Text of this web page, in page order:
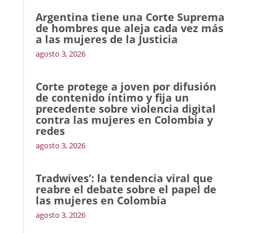
Argentina tiene una Corte Suprema
de hombres que aleja cada vez más
a las mujeres de la Justicia
agosto 3, 2026
Corte protege a joven por difusión
de contenido íntimo y fija un
precedente sobre violencia digital
contra las mujeres en Colombia y
redes
agosto 3, 2026
Tradwives’: la tendencia viral que
reabre el debate sobre el papel de
las mujeres en Colombia
agosto 3, 2026